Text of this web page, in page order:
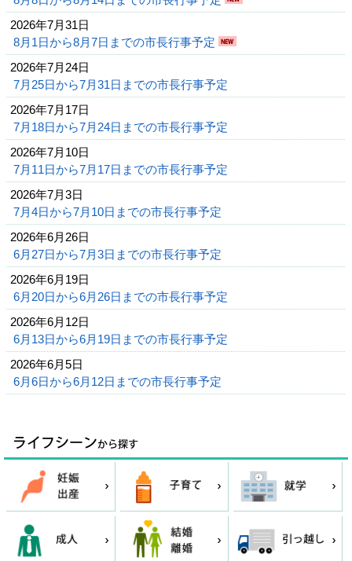
2026年7月31日
8月1日から8月7日までの市長行事予定
2026年7月24日
7月25日から7月31日までの市長行事予定
2026年7月17日
7月18日から7月24日までの市長行事予定
2026年7月10日
7月11日から7月17日までの市長行事予定
2026年7月3日
7月4日から7月10日までの市長行事予定
2026年6月26日
6月27日から7月3日までの市長行事予定
2026年6月19日
6月20日から6月26日までの市長行事予定
2026年6月12日
6月13日から6月19日までの市長行事予定
2026年6月5日
6月6日から6月12日までの市長行事予定